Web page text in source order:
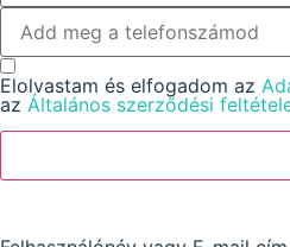
Elolvastam és elfogadom az
az Általános szerződési